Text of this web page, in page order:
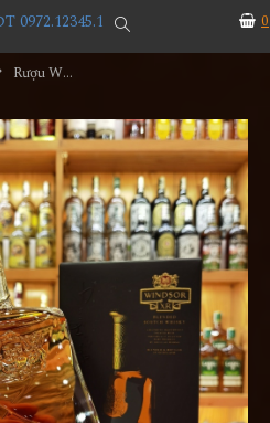
0
0972.12345.1
Rượu Whisky Windsor XR